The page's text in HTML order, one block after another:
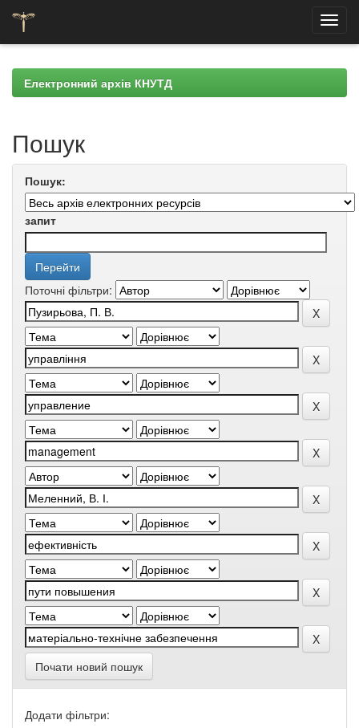
navigationЕлектронний архів КНУТД
Пошук
Пошук:
запит
Поточні фільтри:
Почати новий пошук
Додати фільтри: